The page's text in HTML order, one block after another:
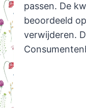
passen. De
beoordeeld
verwijderen.